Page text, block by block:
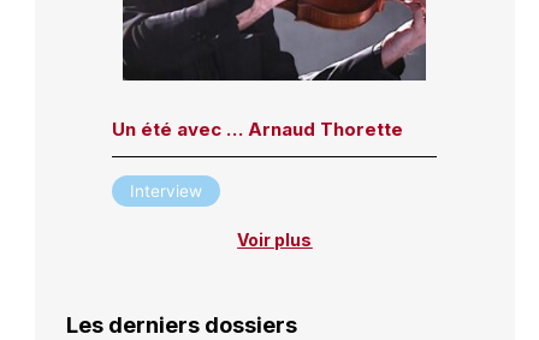
Un été avec … Arnaud Thorette
Interview
Voir plus
Les derniers dossiers